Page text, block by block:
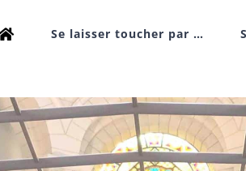
Se laisser toucher par …